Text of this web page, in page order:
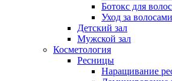
Биоревитализация губ
Биоревитализация рук
Биоревитализация шеи
Газожидкостный пилинг
Газожидкостный
Газожидкостный
Ботокс для
Уход за
Детский зал
Мужской зал
Косметология
Ресницы
Наращивание